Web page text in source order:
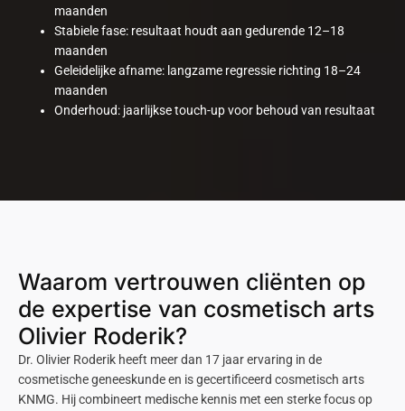
maanden
Stabiele fase: resultaat houdt aan gedurende 12–18
maanden
Geleidelijke afname: langzame regressie richting 18–24
maanden
Onderhoud: jaarlijkse touch-up voor behoud van resultaat
Waarom vertrouwen cliënten op
de expertise van cosmetisch arts
Olivier Roderik?
Dr. Olivier Roderik heeft meer dan 17 jaar ervaring in de
cosmetische geneeskunde en is gecertificeerd cosmetisch arts
KNMG. Hij combineert medische kennis met een sterke focus op